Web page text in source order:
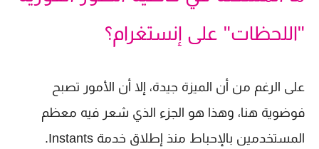
"اللحظات" على إنستغرام؟
على الرغم من أن الميزة جيدة، إلا أن الأمور تصبح
فوضوية هنا، وهذا هو الجزء الذي شعر فيه معظم
المستخدمين بالإحباط منذ إطلاق خدمة Instants.